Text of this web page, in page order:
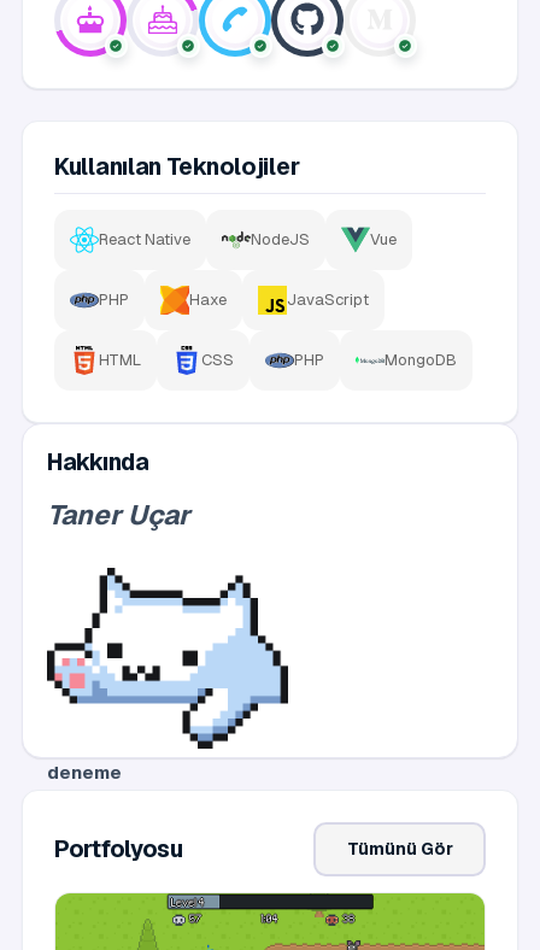
Kullanılan Teknolojiler
React Native NodeJS Vue
PHP Haxe JavaScript
HTML CSS PHP MongoDB
Hakkında
Taner Uçar
deneme
deneme
asdsa
Portfolyosu Tümünü Gör